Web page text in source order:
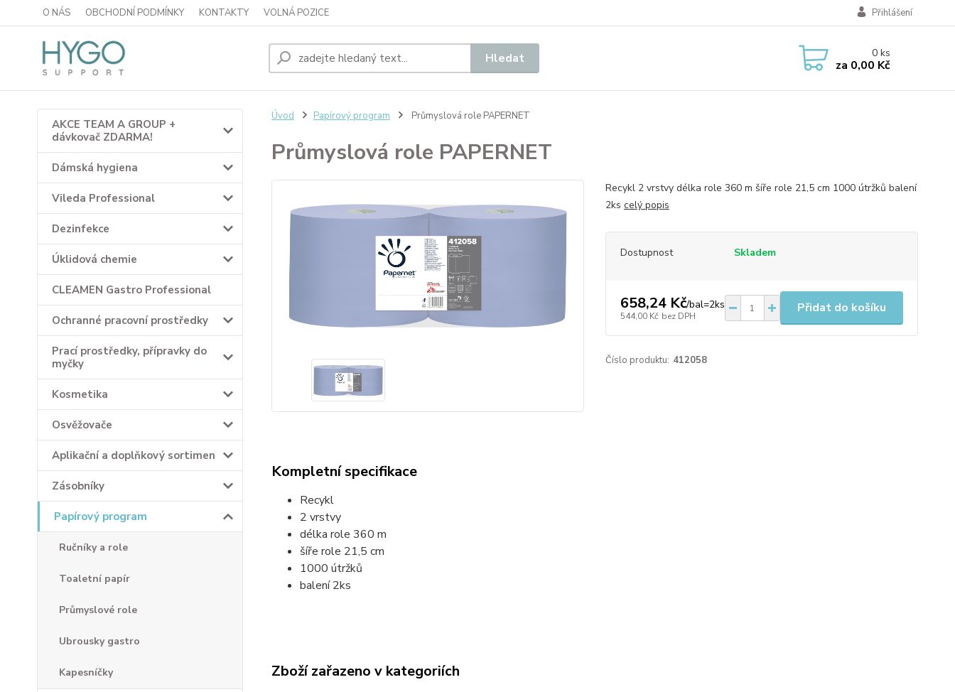
O NÁS OBCHODNÍ PODMÍNKY KONTAKTY VOLNÁ POZICE Přihlášení
Hledat 0ks
za 0,00 Kč
AKCE TEAM A GROUP +
dávkovač ZDARMA!
Dámská hygiena
Vileda Professional
Dezinfekce
Úklidová chemie
CLEAMEN Gastro Professional
Ochranné pracovní prostředky
Prací prostředky, přípravky do
myčky
Kosmetika
Osvěžovače
Aplikační a doplňkový sortimen
Zásobníky
Papírový program
Ručníky a role
Toaletní papír
Průmyslové role
Ubrousky gastro
Kapesníčky
Úvod Papírový program Průmyslová role PAPERNET
Průmyslová role PAPERNET
Recykl 2 vrstvy délka role 360 m šíře role 21,5 cm 1000 útržků balení
2ks celý popis
Dostupnost Skladem
658,24 Kč/bal=2ks
544,00 Kč bez DPH
Přidat do košíku
Číslo produktu: 412058
Kompletní specifikace
Recykl
2 vrstvy
délka role 360 m
šíře role 21,5 cm
1000 útržků
balení 2ks
Zboží zařazeno v kategoriích